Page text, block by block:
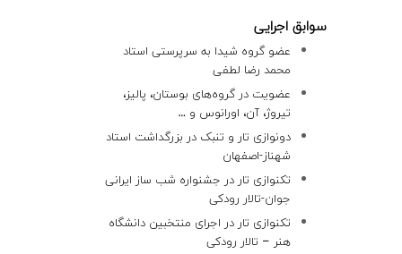
سوابق اجرایی
عضو گروه شیدا به سرپرستی استاد
محمد رضا لطفی
عضویت در گروه‌های بوستان، پالیز،
تیروژ، آن، اورانوس و …
دونوازی تار و تنبک در بزرگداشت استاد
شهناز-اصفهان
تکنوازی تار در جشنواره شب ساز ایرانی
جوان-تالار رودکی
تکنوازی تار در اجرای منتخبین دانشگاه
هنر – تالار رودکی